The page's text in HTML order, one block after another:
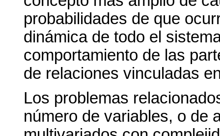
probabilidades de que
dinámica de todo el
comportamiento de las
de relaciones vinculadas
Los problemas
número de variables, o de